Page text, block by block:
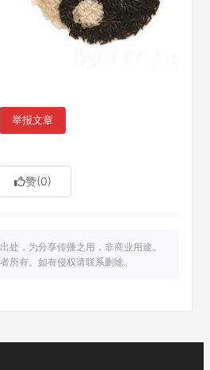
举报文章
赞(0)
处，为分享传播之用，非商业用途。
所有。如有侵权请联系删除。